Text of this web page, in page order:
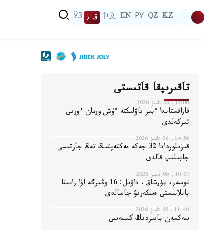
KZ
QZ
РУ
EN
中文 ق ز ЎЗ
تاقىرىپقا قاتىستى
13:06, 08 تامىز 2026
قازاقستاندا ءبىر تاۋلىكتە ءۇش ورمان ءورتى
تىركەلدى
14:56, 06 تامىز 2026
قىزىلوردادا 32 جەكە مەكتەپتىڭ تەڭ جارتىسى
جابىلىپ قالدى
10:07, 06 تامىز 2026
نوسەر، بۇرشاق، داۋىل: 16 وڭىرگە اۋا رايىنا
بايلانىستى ەسكەرتۋ جاسالدى
11:40, 05 تامىز 2026
سەكسەن باتىردىڭ كىسەسى